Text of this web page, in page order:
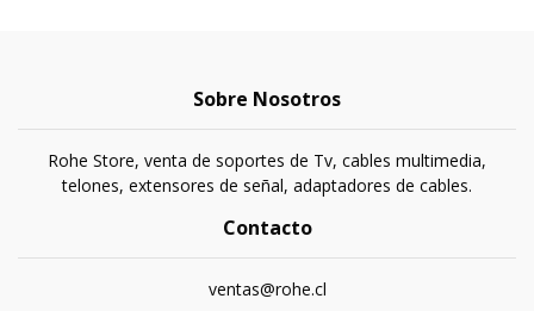
Sobre Nosotros
Rohe Store, venta de soportes de Tv, cables multimedia,
telones, extensores de señal, adaptadores de cables.
Contacto
ventas@rohe.cl